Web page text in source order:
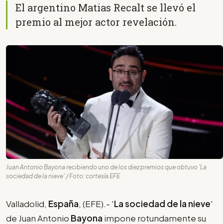
El argentino Matias Recalt se llevó el
premio al mejor actor revelación.
Juan Antonio Bayona recibiendo uno de los diez premios que obtuvo 'La
sociedad de la nieve' / Foto: cortesía EFE
Valladolid, España, (EFE).- 'La sociedad de la nieve'
de Juan Antonio Bayona impone rotundamente su